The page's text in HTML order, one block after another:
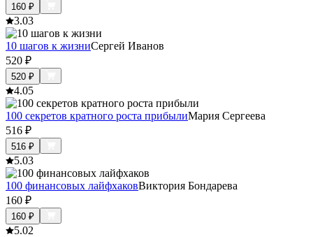
160 ₽
3.03
10 шагов к жизниСергей Иванов
520 ₽
520 ₽
4.05
100 секретов кратного роста прибылиМария Сергеева
516 ₽
516 ₽
5.03
100 финансовых лайфхаковВиктория Бондарева
160 ₽
160 ₽
5.02